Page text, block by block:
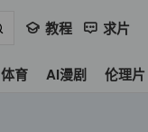
教程 求片
体育 AI漫剧 伦理片